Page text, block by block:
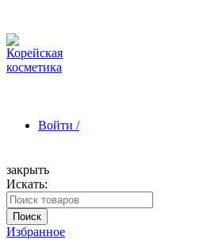
Войти /
Зарегистрироваться
закрыть
Искать:
Поиск
Избранное